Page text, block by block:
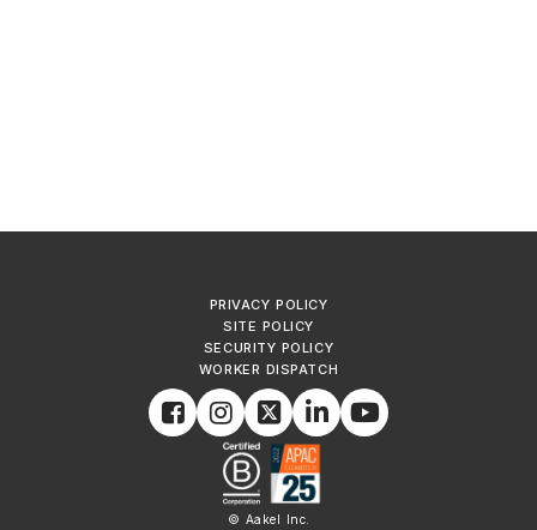
PRIVACY POLICY
SITE POLICY
SECURITY POLICY
WORKER DISPATCH
© Aakel Inc.